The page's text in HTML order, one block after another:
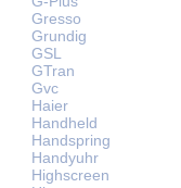
Gresso
Grundig
GSL
GTran
Gvc
Haier
Handheld
Handspring
Handyuhr
Highscreen